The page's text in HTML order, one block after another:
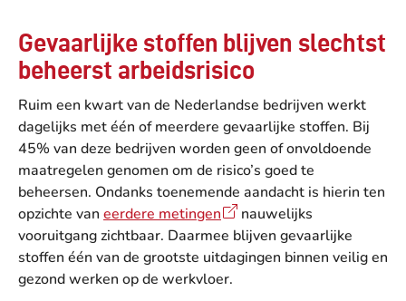
Gevaarlijke stoffen blijven slechtst
beheerst arbeidsrisico
Ruim een kwart van de Nederlandse bedrijven werkt
dagelijks met één of meerdere gevaarlijke stoffen. Bij
45% van deze bedrijven worden geen of onvoldoende
maatregelen genomen om de risico’s goed te
beheersen. Ondanks toenemende aandacht is hierin ten
opzichte van eerdere metingen
nauwelijks
vooruitgang zichtbaar. Daarmee blijven gevaarlijke
stoffen één van de grootste uitdagingen binnen veilig en
gezond werken op de werkvloer.